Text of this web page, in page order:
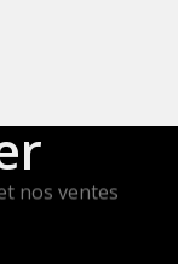
nos ventes